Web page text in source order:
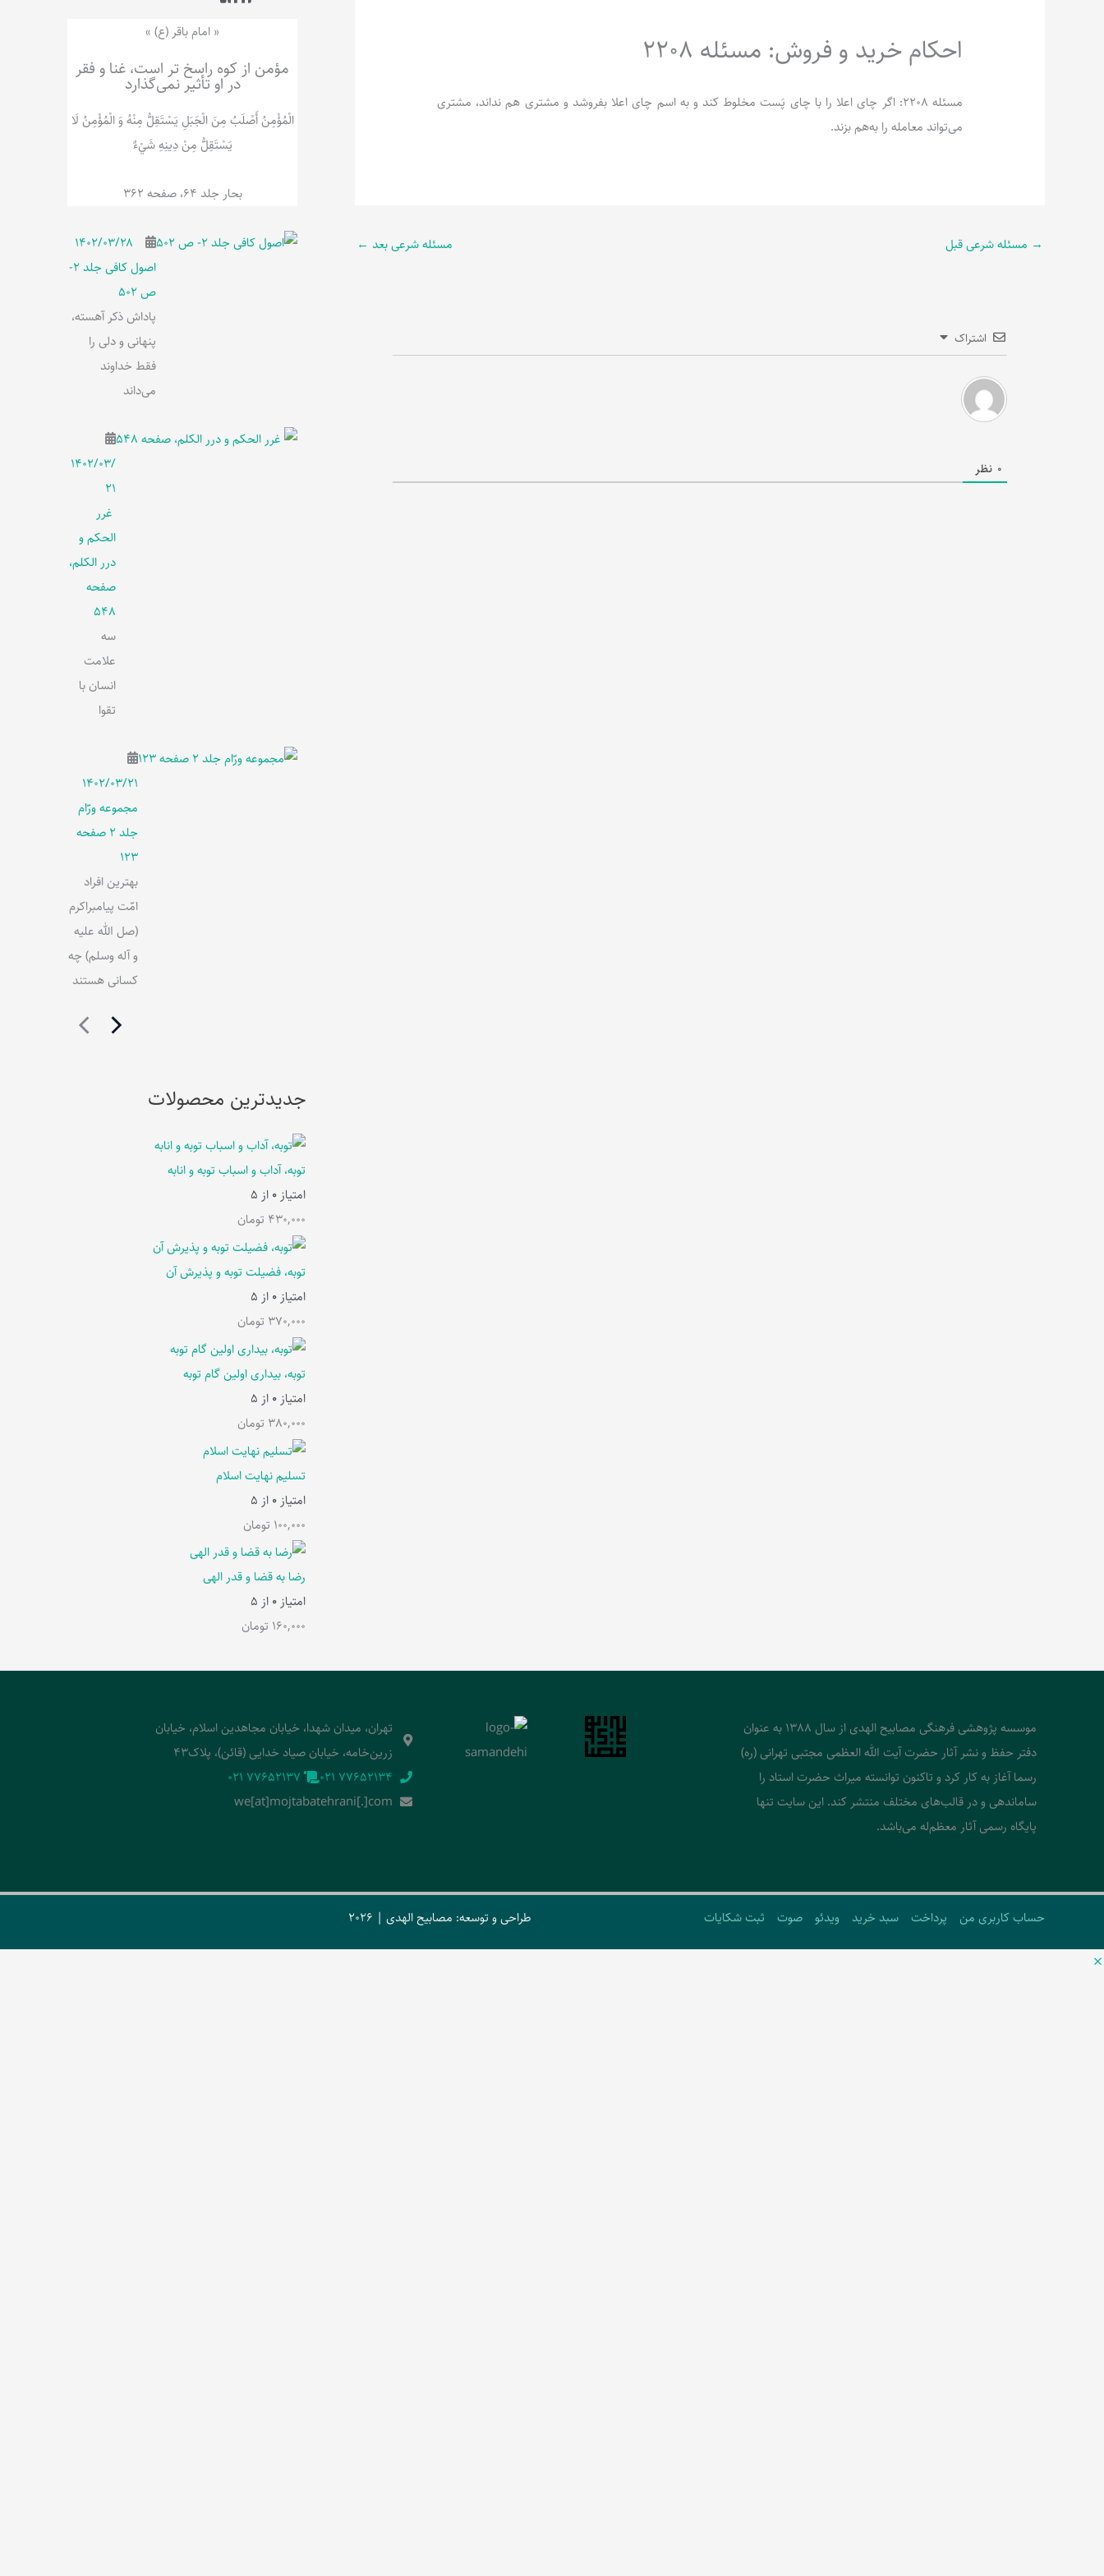
ه
احکام خرید و فروش: مسئله 2208
مسئله 2208: اگر چای اعلا را با چای پَست مخلوط کند و به اسم چای اعلا بفروشد و مشتری هم نداند، مشتری
می‌تواند معامله را به‌هم بزند.
→ مسئله شرعی قبل مسئله شرعی بعد ←
اشتراک
0 نظر
« امام باقر (ع) »
مؤمن از کوه راسخ تر است، غنا و فقر
در او تأثیر نمی‌گذارد
الْمُؤْمِنُ‌ أَصْلَبُ‌ مِنَ‌ الْجَبَلِ‌ یَسْتَقِلُّ مِنْهُ وَ الْمُؤْمِنُ لَا
يَسْتَقِلُّ مِنْ دِينِهِ شَيْ‌ءٌ
بحار جلد 64، صفحه 362
۱۴۰۲/۰۳/۲۸
اصول کافی جلد 2-
ص 502
پاداش ذکر آهسته،
پنهانی و دلی را
فقط خداوند
می‌داند
۱۴۰۲/۰۳/
۲۱
غرر
الحکم و
درر الکلم،
صفحه
548
سه
علامت
انسان با
تقوا
۱۴۰۲/۰۳/۲۱
مجموعه ورّام
جلد 2 صفحه
123
بهترین افراد
امّت پیامبراکرم
(صل الله علیه
و آله وسلم) چه
کسانی هستند
جدیدترین محصولات
توبه، آداب و اسباب توبه و انابه
امتیاز 0 از 5
430,000 تومان
توبه، فضیلت توبه و پذیرش آن
امتیاز 0 از 5
370,000 تومان
توبه، بیداری اولین گام توبه
امتیاز 0 از 5
380,000 تومان
تسلیم نهایت اسلام
امتیاز 0 از 5
100,000 تومان
رضا به قضا و قدر الهی
امتیاز 0 از 5
160,000 تومان
موسسه پژوهشی فرهنگی مصابیح الهدی از سال 1388 به عنوان
دفتر حفظ و نشر آثار حضرت آیت الله العظمی مجتبی تهرانی (ره)
رسما آغاز به کار کرد و تاکنون توانسته میراث حضرت استاد را
ساماندهی و در قالب‌های مختلف منتشر کند. این سایت تنها
پایگاه رسمی آثار معظم‌له می‌باشد.
تهران، میدان شهدا، خیابان مجاهدین اسلام، خیابان
زرین‌خامه، خیابان صیاد خدایی (قائن)، پلاک43
‭021 77652134‬
‭021 77652137‬
we[at]mojtabatehrani[.]com
حساب کاربری من پرداخت سبد خرید ویدئو صوت ثبت شکایات طراحی و توسعه: مصابیح الهدی | 2026